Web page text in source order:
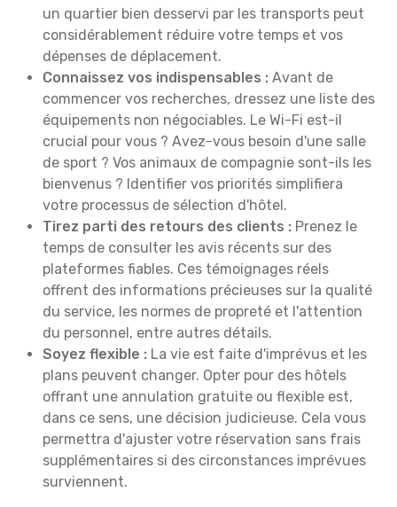
un quartier bien desservi par les transports peut
considérablement réduire votre temps et vos
dépenses de déplacement.
Connaissez vos indispensables : Avant de
commencer vos recherches, dressez une liste des
équipements non négociables. Le Wi-Fi est-il
crucial pour vous ? Avez-vous besoin d'une salle
de sport ? Vos animaux de compagnie sont-ils les
bienvenus ? Identifier vos priorités simplifiera
votre processus de sélection d'hôtel.
Tirez parti des retours des clients : Prenez le
temps de consulter les avis récents sur des
plateformes fiables. Ces témoignages réels
offrent des informations précieuses sur la qualité
du service, les normes de propreté et l'attention
du personnel, entre autres détails.
Soyez flexible : La vie est faite d'imprévus et les
plans peuvent changer. Opter pour des hôtels
offrant une annulation gratuite ou flexible est,
dans ce sens, une décision judicieuse. Cela vous
permettra d'ajuster votre réservation sans frais
supplémentaires si des circonstances imprévues
surviennent.